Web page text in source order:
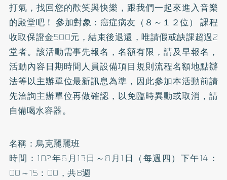
打氣，找回您的歡笑與快樂，跟我們一起來進入音樂
的殿堂吧！ 參加對象：癌症病友（８～１２位） 課程
收取保證金500元，結束後退還，唯請假或缺課超過2
堂者。該活動需事先報名，名額有限，請及早報名，
活動內容日期時間人員設備項目規則流程名額地點辦
法等以主辦單位最新訊息為準，因此參加本活動前請
先洽詢主辦單位再做確認，以免臨時異動或取消，請
自備喝水容器。
名稱：烏克麗麗班
時間：102年6月13日～8月1日（每週四）下午14：
00～15：00，共8週